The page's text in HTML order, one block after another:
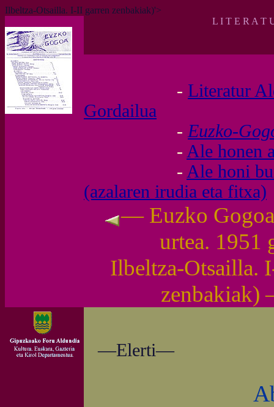
Ilbeltza-Otsailla. I-II garren zenbakiak)'>
L I T E R A T
- Literatur
Gordailua
- Euzko-
- Ale honen
- Ale honi
(azalaren irudia eta fitxa)
— Euzko
urtea. 1951
Ilbeltza-Otsailla.
—Elerti—